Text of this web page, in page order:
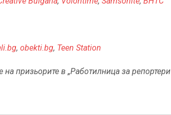
, obekti.bg, Teen Station
призьорите в „Работилница за репортери